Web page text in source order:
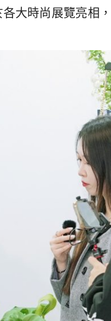
大時尚展覽亮相